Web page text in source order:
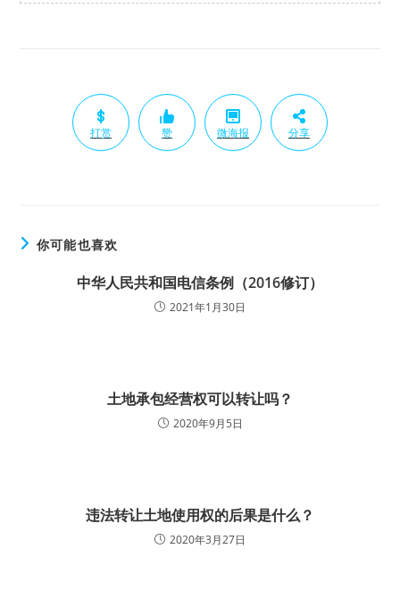
打赏 赞 微海报 分享
你可能也喜欢
中华人民共和国电信条例（2016修订）
2021年1月30日
土地承包经营权可以转让吗？
2020年9月5日
违法转让土地使用权的后果是什么？
2020年3月27日